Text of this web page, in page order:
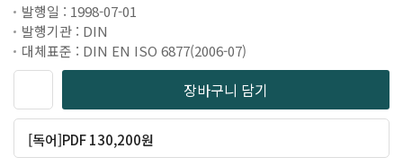
발행일 : 1998-07-01
발행기관 : DIN
대체표준 : DIN EN ISO 6877(2006-07)
장바구니 담기
[독어]PDF 130,200원